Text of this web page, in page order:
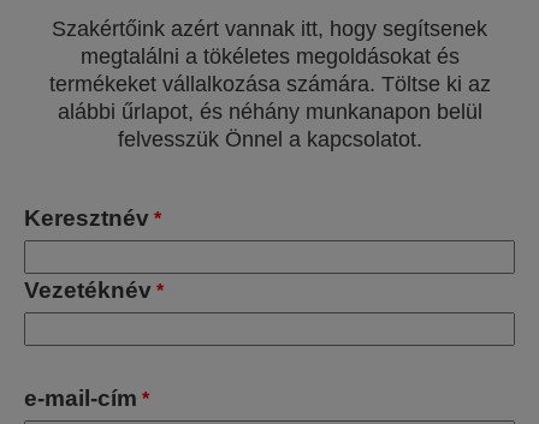
Szakértőink azért vannak itt, hogy segítsenek
megtalálni a tökéletes megoldásokat és
termékeket vállalkozása számára. Töltse ki az
alábbi űrlapot, és néhány munkanapon belül
felvesszük Önnel a kapcsolatot.
Keresztnév *
Vezetéknév *
e-mail-cím *